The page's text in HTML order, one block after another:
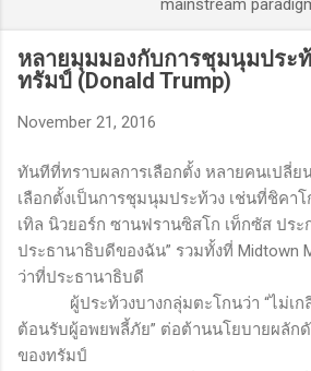
mainstream
หลายมุมมองกับการชุมนุมประ
ทรัมป์ (Donald Trump)
November 21, 2016
ทันทีที่ทราบผลการเลือกตั้ง หลายคนเปลี่ย
เลือกตั้งเป็นการชุมนุมประท้วง เช่นที่ชิคา
เทิล นิวยอร์ก ซานฟรานซิสโก เท็กซัส ประ
ประธานาธิบดีของฉัน” รวมทั้งที่ Midtown
ว่าที่ประธานาธิบดี
ผู้ประท้วงบางกลุ่มตะโกนว่า “ไม่เก
ต้อนรับผู้อพยพลี้ภัย” ต่อต้านนโยบายผลัก
ของทรัมป์